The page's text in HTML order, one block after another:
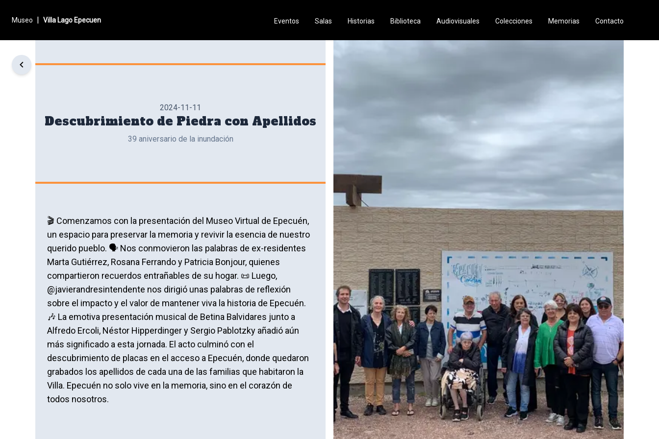
Museo | Villa Lago Epecuen Eventos Salas Historias Biblioteca Audiovisuales Colecciones Memorias Contacto
2024-11-11
Descubrimiento de Piedra con Apellidos
39 aniversario de la inundación
🎬 Comenzamos con la presentación del Museo Virtual de Epecuén,
un espacio para preservar la memoria y revivir la esencia de nuestro
querido pueblo. 🗣️ Nos conmovieron las palabras de ex-residentes
Marta Gutiérrez, Rosana Ferrando y Patricia Bonjour, quienes
compartieron recuerdos entrañables de su hogar. 📜 Luego,
@javierandresintendente nos dirigió unas palabras de reflexión
sobre el impacto y el valor de mantener viva la historia de Epecuén.
🎶 La emotiva presentación musical de Betina Balvidares junto a
Alfredo Ercoli, Néstor Hipperdinger y Sergio Pablotzky añadió aún
más significado a esta jornada. El acto culminó con el
descubrimiento de placas en el acceso a Epecuén, donde quedaron
grabados los apellidos de cada una de las familias que habitaron la
Villa. Epecuén no solo vive en la memoria, sino en el corazón de
todos nosotros.